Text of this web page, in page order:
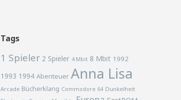
Tags
1 Spieler 2 Spieler 4 Mbit 8 Mbit 1992
1993 1994 Abenteuer Anna Lisa
Arcade Bücherklang Commodore 64 Dunkelheit